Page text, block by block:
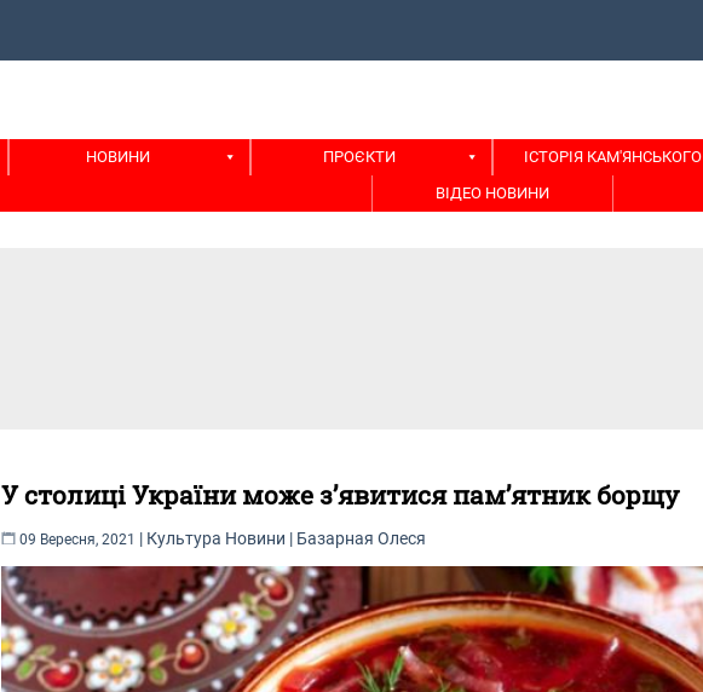
НОВИНИ ПРОЄКТИ ІСТОРІЯ КАМ'ЯНСЬКОГО
ВІДЕО НОВИНИ
У столиці України може з’явитися пам’ятник борщу
09 Вересня, 2021 | Культура Новини | Базарная Олеся